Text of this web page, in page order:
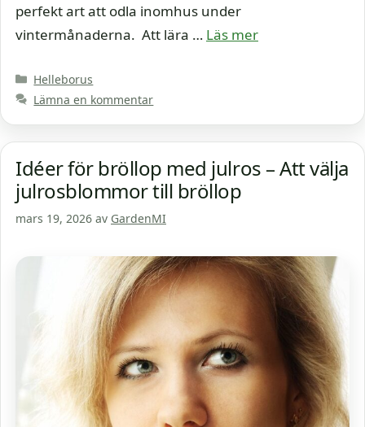
perfekt art att odla inomhus under
vintermånaderna. Att lära … Läs mer
Kategorier
Helleborus
Lämna en kommentar
Idéer för bröllop med julros – Att välja
julrosblommor till bröllop
mars 19, 2026 av GardenMI